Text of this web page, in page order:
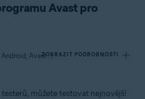
Avast pro
Platí pro Avast Mobile Security pro Android, Avast SecureLine VPN pro Android, Avast Cleanup pro Android, Avast Passwords pro Android
ZOBRAZIT PODROBNOSTI
můžete testovat nejnovější